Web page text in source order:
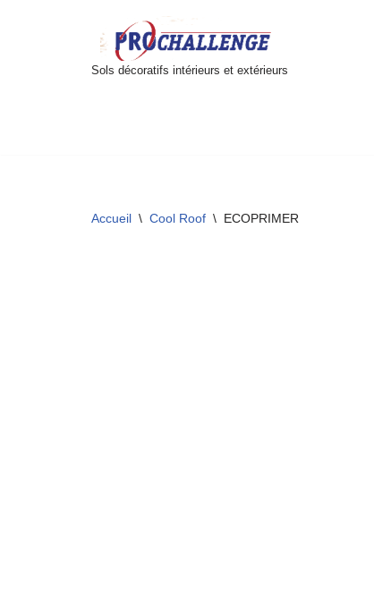
Sols décoratifs intérieurs et extérieurs
Accueil \ Cool Roof \ ECOPRIMER